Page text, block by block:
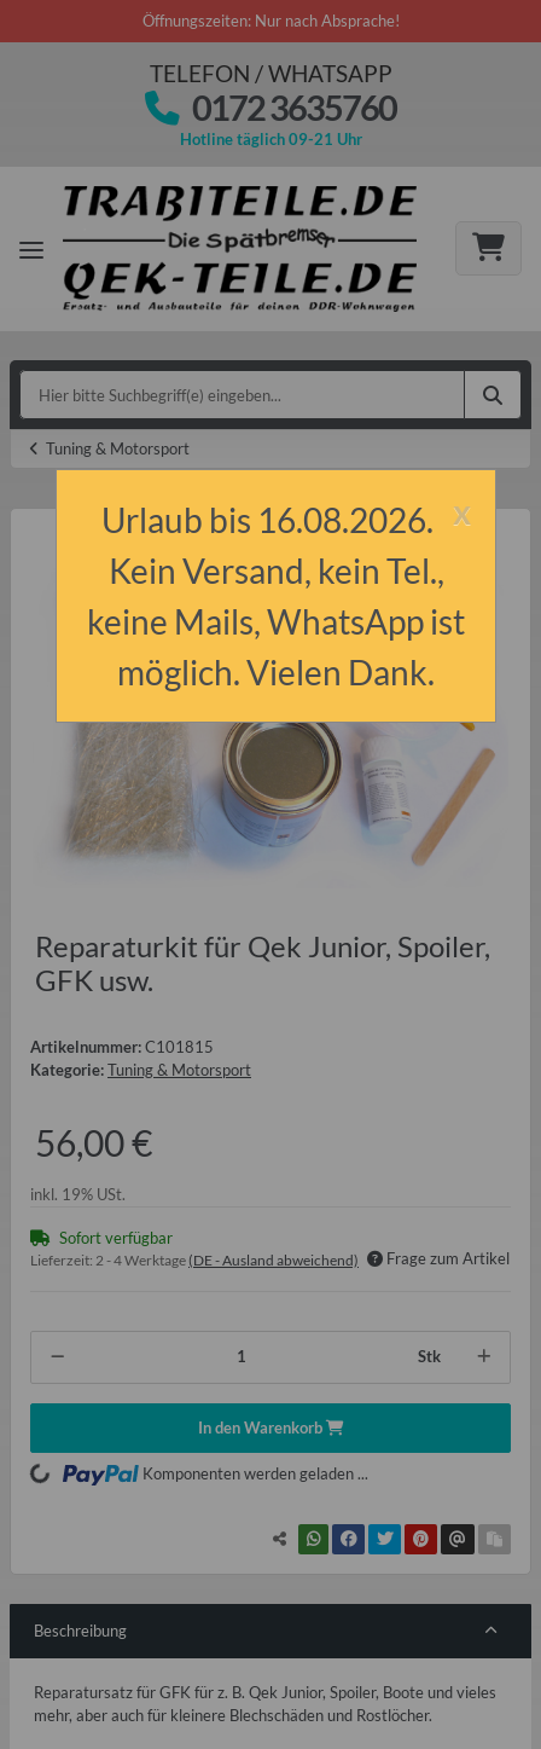
Öffnungszeiten: Nur nach Absprache!
TELEFON / WHATSAPP
0172 3635760
Hotline täglich 09-21 Uhr
Tuning & Motorsport
Reparaturkit für Qek Junior, Spoiler,
GFK usw.
Artikelnummer:C101815
Kategorie:Tuning & Motorsport
56,00 €
inkl. 19% USt.
Sofort verfügbar
Lieferzeit: 2 - 4 Werktage (DE - Ausland abweichend) Frage zum Artikel
Stk
In den Warenkorb
Komponenten werden geladen ...
Beschreibung
Reparatursatz für GFK für z. B. Qek Junior, Spoiler, Boote und vieles
mehr, aber auch für kleinere Blechschäden und Rostlöcher.
x
Urlaub bis 16.08.2026.
Kein Versand, kein Tel.,
keine Mails, WhatsApp ist
möglich. Vielen Dank.